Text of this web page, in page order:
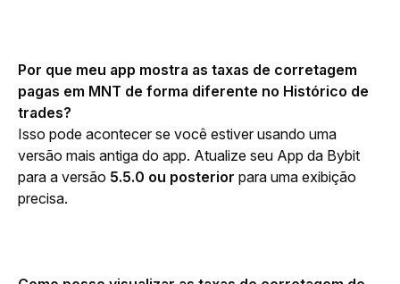
Por que meu app mostra as taxas de corretagem
pagas em MNT de forma diferente no Histórico de
trades?
Isso pode acontecer se você estiver usando uma
versão mais antiga do app. Atualize seu App da Bybit
para a versão 5.5.0 ou posterior para uma exibição
precisa.